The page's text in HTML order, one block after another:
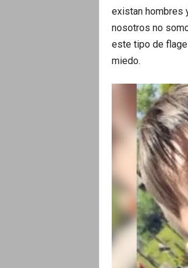
existan hombres
nosotros no
este tipo de
miedo.